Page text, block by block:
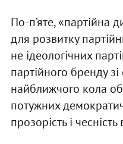
По-п’яте, «партійна
для розвитку
не ідеологічних
партійного бренду
найближчого кола
потужних
прозорість і